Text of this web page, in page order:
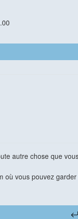
autre chose que
où vous pouvez